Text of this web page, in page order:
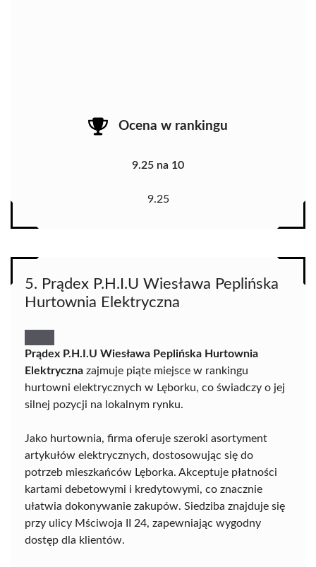
Ocena w rankingu
9.25 na 10
9.25
5. Prądex P.H.I.U Wiesława Peplińska
Hurtownia Elektryczna
Prądex P.H.I.U Wiesława Peplińska Hurtownia
Elektryczna zajmuje piąte miejsce w rankingu
hurtowni elektrycznych w Lęborku, co świadczy o jej
silnej pozycji na lokalnym rynku.
Jako hurtownia, firma oferuje szeroki asortyment
artykułów elektrycznych, dostosowując się do
potrzeb mieszkańców Lęborka. Akceptuje płatności
kartami debetowymi i kredytowymi, co znacznie
ułatwia dokonywanie zakupów. Siedziba znajduje się
przy ulicy Mściwoja II 24, zapewniając wygodny
dostęp dla klientów.